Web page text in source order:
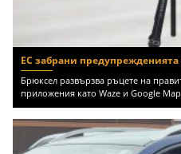
ЕС забрани предупрежденията
Брюксел развързва ръцете на
приложения като Waze и Google